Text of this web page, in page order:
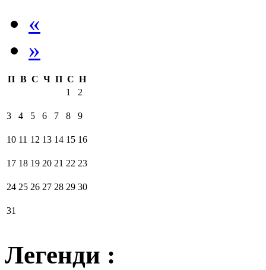
«
»
П В С Ч П С Н
1
2
3 4 5 6 7 8 9
10 11 12 13 14 15 16
17 18 19 20 21 22 23
24 25 26 27 28 29 30
31
Легенди :